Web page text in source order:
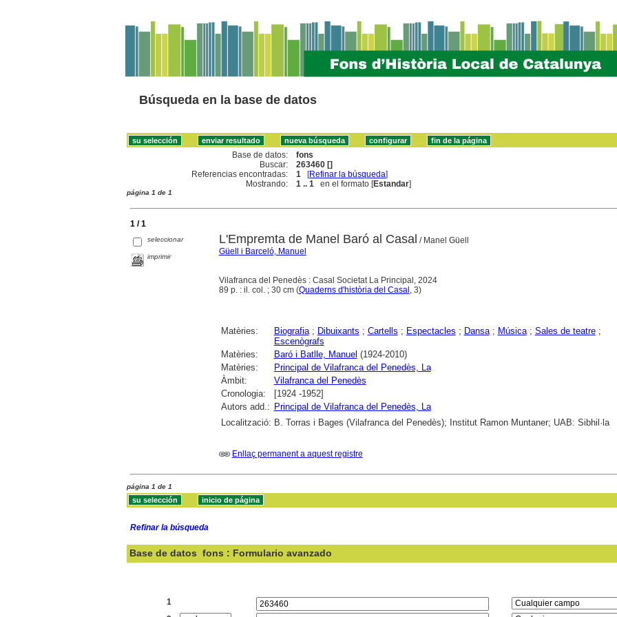
Búsqueda en la base de datos
Base de datos:
fons
Buscar:
263460 []
Referencias encontradas:
1 [Refinar la búsqueda]
Mostrando:
1 .. 1 en el formato [Estandar]
página 1 de 1
1 / 1
seleccionar
imprimir
L'Empremta de Manel Baró al Casal / Manel Güell
Güell i Barceló, Manuel
Vilafranca del Penedès : Casal Societat La Principal, 2024
89 p. : il. col. ; 30 cm (Quaderns d'història del Casal, 3)
Matèries: Biografia; Dibuixants ; Cartells ; Espectacles ; Dansa; Música; Sales de teatre;
Escenògrafs
Matèries:
Baró i Batlle, Manuel (1924-2010)
Matèries:
Principal de Vilafranca del Penedès, La
Àmbit:
Vilafranca del Penedès
Cronologia:
[1924 -1952]
Autors add.: Principal de Vilafranca del Penedès, La
Localització: B. Torras i Bages (Vilafranca del Penedès); Institut Ramon Muntaner; UAB: Sibhil·la
Enllaç permanent a aquest registre
página 1 de 1
Refinar la búsqueda
Base de datos fons : Formulario avanzado
1